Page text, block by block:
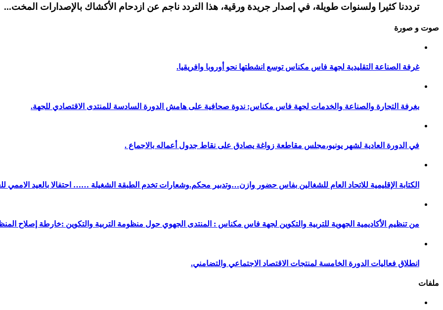
ترددنا كثيرا ولسنوات طويلة، في إصدار جريدة ورقية، هذا التردد ناجم عن ازدحام الأكشاك بالإصدارات المخت...
صوت و صورة
غرفة الصناعة التقليدية لجهة فاس مكناس توسع انشطتها نحو أوروبا وافريقيا.
بغرفة التجارة والصناعة والخدمات لجهة فاس مكناس: ندوة صحافية على هامش الدورة السادسة للمنتدى الاقتصادي للجهة.
في الدورة العادية لشهر يونيو،مجلس مقاطعة زواغة يصادق على نقاط جدول أعماله بالاجماع .
الكتابة الإقليمية للاتحاد العام للشغالين بفاس حضور وازن…وتدبير محكم.وشعارات تخدم الطبقة الشغيلة …… احتفالا بالعيد الاممي
من تنظيم الأكاديمية الجهوية للتربية والتكوين لجهة فاس مكناس : المنتدى الجهوي حول منظومة التربية والتكوين :خارطة إصلاح
انطلاق فعاليات الدورة الخامسة لمنتجات الاقتصاد الاجتماعي والتضامني.
ملفات